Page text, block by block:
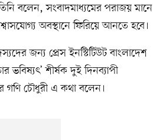
বলেন, সংবাদমাধ্যমের পরাজয় মানে
অবস্থানে ফিরিয়ে আনতে হবে।
জন্য প্রেস ইনস্টিটিউট বাংলাদেশ
শীর্ষক দুই দিনব্যাপী
গণি চৌধুরী এ কথা বলেন।